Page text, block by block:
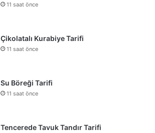
11 saat önce
Çikolatalı Kurabiye Tarifi
11 saat önce
Su Böreği Tarifi
11 saat önce
Tencerede Tavuk Tandır Tarifi